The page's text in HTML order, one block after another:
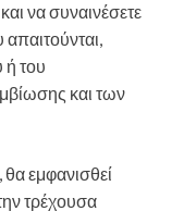
να συναινέσετε
ή του
και των
εμφανισθεί
τρέχουσα